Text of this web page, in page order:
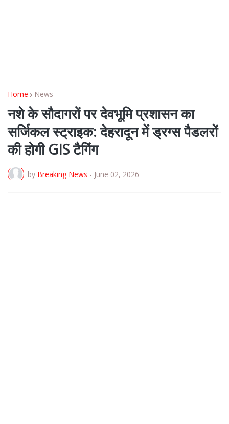
Home News
नशे के सौदागरों पर देवभूमि प्रशासन का
सर्जिकल स्ट्राइक: देहरादून में ड्रग्स पैडलरों
की होगी GIS टैगिंग
by Breaking News - June 02, 2026